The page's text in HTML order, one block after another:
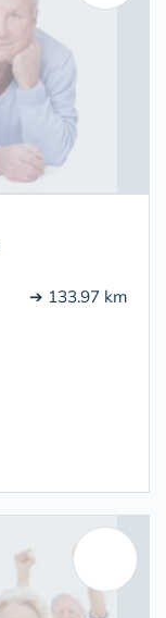
➔ 133.97 km